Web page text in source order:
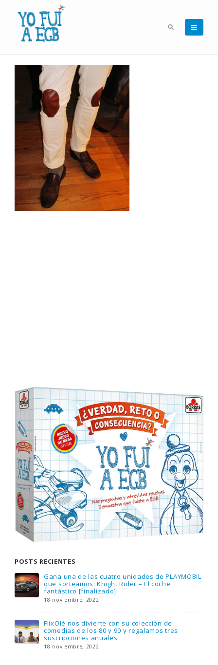
POSTS RECIENTES
Gana una de las cuatro unidades de PLAYMOBIL
que sorteamos: Knight Rider – El coche
fantástico [finalizado]
18 noviembre, 2022
FlixOlé nos divierte con su colección de
comedias de los 80 y 90 y regalamos tres
suscripciones anuales
18 noviembre, 2022